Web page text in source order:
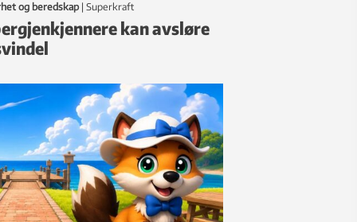
og beredskap | Superkraft
kan avsløre